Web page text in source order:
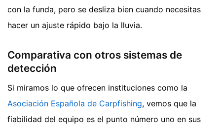
con la funda, pero se desliza bien cuando necesitas
hacer un ajuste rápido bajo la lluvia.
Comparativa con otros sistemas de
detección
Si miramos lo que ofrecen instituciones como la
Asociación Española de Carpfishing, vemos que la
fiabilidad del equipo es el punto número uno en sus